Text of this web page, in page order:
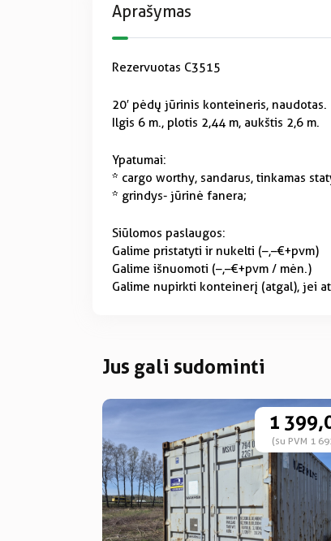
Aprašymas
Rezervuotas C3515
20′ pėdų jūrinis konteineris, naudotas.
Ilgis 6 m., plotis 2,44 m, aukštis 2,6 m.
Ypatumai:
* cargo worthy, sandarus, tinkamas
* grindys- jūrinė fanera;
Siūlomos paslaugos:
Galime pristatyti ir nukelti (–,–€+pvm)
Galime išnuomoti (–,–€+pvm / mėn.)
Galime nupirkti konteinerį (atgal), jei
Jus gali sudominti
1
(su PVM 1